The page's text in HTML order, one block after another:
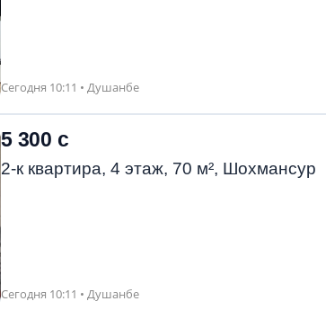
Сегодня 10:11 • Душанбе
5 300 с
2-к квартира, 4 этаж, 70 м², Шохмансур
Сегодня 10:11 • Душанбе